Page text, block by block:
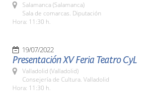
Salamanca (Salamanca)
Sala de comarcas. Diputación
Hora: 11:30 h.
19/07/2022
Presentación XV Feria Teatro CyL
Valladolid (Valladolid)
Consejería de Cultura. Valladolid
Hora: 11:30 h.